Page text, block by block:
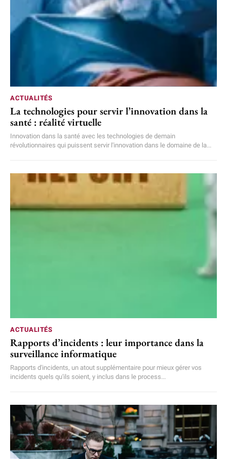
ACTUALITÉS
La technologies pour servir l’innovation dans la
santé : réalité virtuelle
Innovation dans la santé avec les technologies de demain
révolutionnaires qui puissent servir l'innovation dans le domaine de la...
ACTUALITÉS
Rapports d’incidents : leur importance dans la
surveillance informatique
Rapports d'incidents, un atout supplémentaire pour mieux gérer vos
incidents quels qu'ils soient, y inclus dans le process...